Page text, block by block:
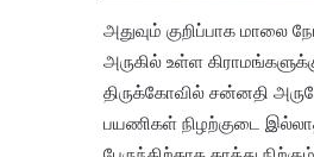
அதுவும் குறிப்பாக மாலை
அருகில் உள்ள
திருக்கோவில் சன்னதி
பயணிகள் நிழற்குடை